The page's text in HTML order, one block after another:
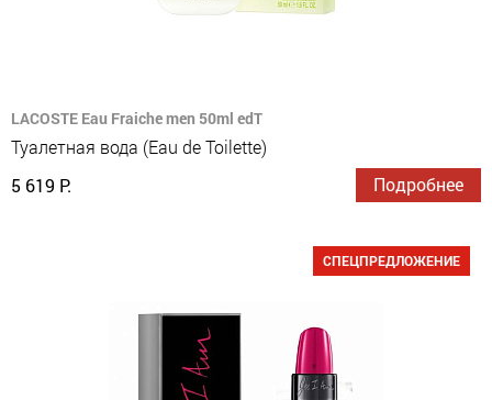
LACOSTE Eau Fraiche men 50ml edT
Туалетная вода (Eau de Toilette)
5 619 Р.
Подробнее
СПЕЦПРЕДЛОЖЕНИЕ